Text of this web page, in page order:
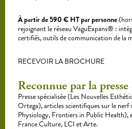
À partir de 590 € HT par personne
rejoignant le réseau VaguExpans® :
certifiés, outils de communication de la
RECEVOIR LA BROCHURE
Reconnue par la
Presse spécialisée (Les Nouvelles
Ortega), articles scientifiques sur le nerf
Physiology, Frontiers in Public Health),
France Culture, LCI et Arte.